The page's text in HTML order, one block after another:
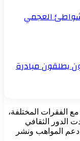
بشواطئ العجمي
يطلقون مبادرة
الفقرات المختلفة،
الدور الثقافي
المواهب ونشر